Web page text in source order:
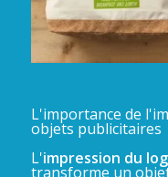
L'importance de
objets publicitaires
L'impression du
transforme un